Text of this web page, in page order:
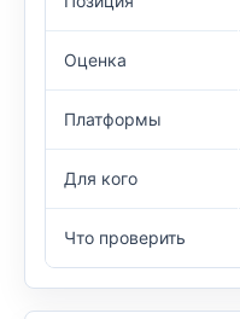
Оценка
Платформы
Для кого
Что проверить